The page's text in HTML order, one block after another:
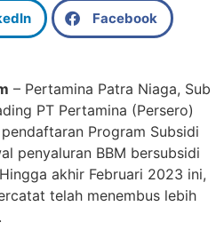
Facebook
– Pertamina Patra Niaga, Sub
PT Pertamina (Persero)
Program Subsidi
penyaluran BBM bersubsidi
akhir Februari 2023 ini,
telah menembus lebih